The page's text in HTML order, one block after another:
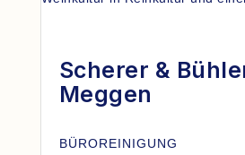
Scherer &
Meggen
BÜROREINIGUNG